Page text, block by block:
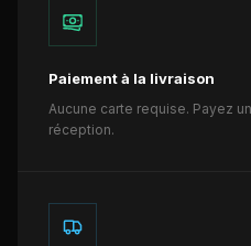
Paiement à la livraison
Aucune carte requise. Payez
réception.